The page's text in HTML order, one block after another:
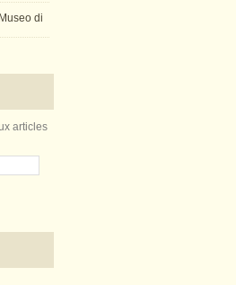
di
articles